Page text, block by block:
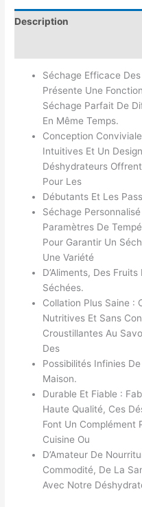
Description
Séchage Efficace
Présente Une
Séchage Parfait De
En Même Temps.
Conception
Intuitives Et Un
Déshydrateurs
Pour Les
Débutants Et Les
Séchage
Paramètres De
Pour Garantir Un
Une Variété
D’Aliments, Des
Séchées.
Collation Plus Saine :
Nutritives Et Sans
Croustillantes Au
Des
Possibilités Infinies
Maison.
Durable Et Fiable :
Haute Qualité, Ces
Font Un Complément
Cuisine Ou
D’Amateur De
Commodité, De La
Avec Notre